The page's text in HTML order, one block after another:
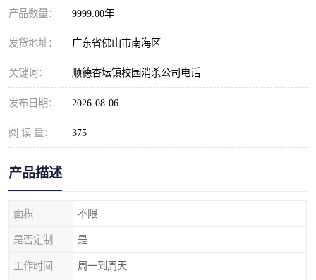
产品数量： 9999.00年
发货地址： 广东省佛山市南海区
关键词： 顺德杏坛镇校园消杀公司电话
发布日期： 2026-08-06
阅 读 量： 375
产品描述
面积 不限
是否定制 是
工作时间 周一到周天